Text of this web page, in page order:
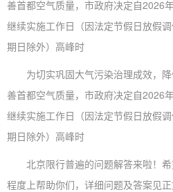
善首都空气质量，市政府决定自2026
继续实施工作日（因法定节假日放假
期日除外）高峰时
为切实巩固大气污染治理成效，降
善首都空气质量，市政府决定自2026
继续实施工作日（因法定节假日放假
期日除外）高峰时
北京限行普遍的问题解答来啦！希
程度上帮助你们，详细问题及答案见正